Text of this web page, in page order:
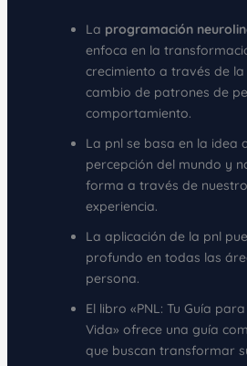
La programación
enfoca en la
crecimiento a través de
cambio de patrones de
comportamiento.
La pnl se basa en la idea
percepción del mundo y
forma a través de
experiencia.
La aplicación de la pnl
profundo en todas las
persona.
El libro «PNL: Tu Guía
Vida» ofrece una guía
que buscan transformar